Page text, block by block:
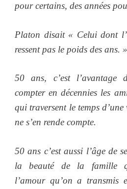
pour certains, des années
Platon disait « Celui dont
ressent pas le poids des ans. »
50 ans, c’est l’avantage
compter en décennies les
qui traversent le temps d’une
ne s’en rende compte.
50 ans c’est aussi l’âge de
la beauté de la famille
l’amour qu’on a transmis